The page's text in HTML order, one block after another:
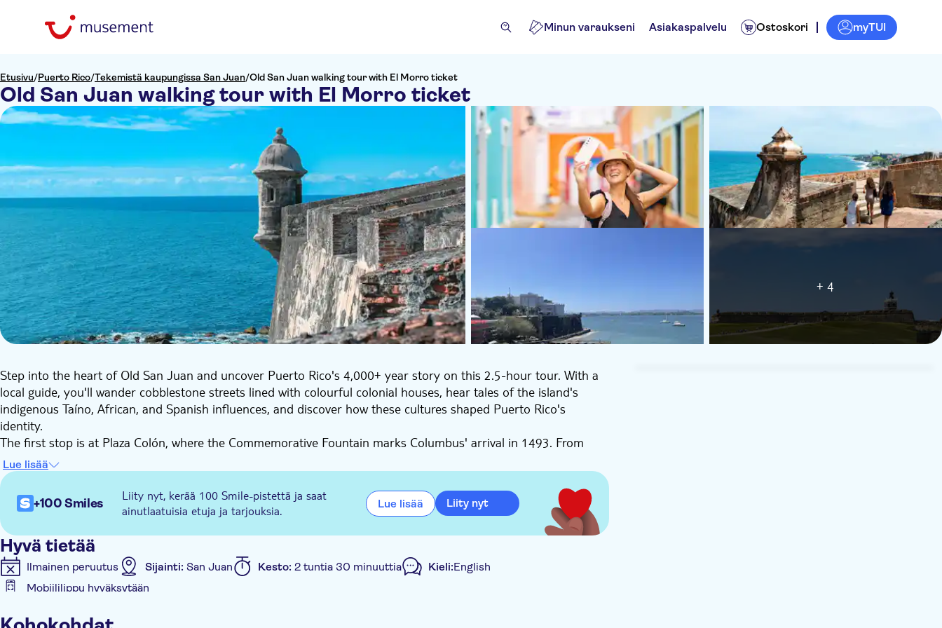
Minun varaukseni Asiakaspalvelu Ostoskori myTUI
Etusivu/Puerto Rico/Tekemistä kaupungissa San Juan/Old San Juan walking tour with El Morro ticket
Old San Juan walking tour with El Morro ticket
+ 4
Step into the heart of Old San Juan and uncover Puerto Rico's 4,000+ year story on this 2.5-hour tour. With a
local guide, you'll wander cobblestone streets lined with colourful colonial houses, hear tales of the island's
indigenous Taíno, African, and Spanish influences, and discover how these cultures shaped Puerto Rico's
identity.
The first stop is at Plaza Colón, where the Commemorative Fountain marks Columbus' arrival in 1493. From
there, visit the 16th-century San Francisco de Asis Monastery, including its hidden crypt, to learn how early
Spanish settlement began and meet some of the historical figures buried there.
Stroll through charming Plaza de Armas, the original town square, where the colonial houses and fountains
reveal its Spanish influence. Continue along the UNESCO city walls, including the Bastión de las Palmas, where
your guide will recount historic battles that defended Puerto Rico and why the island has been called the
“gateway to the New World.”
Pass by La Casa Estrecha, and explore the Catedral de San Juan, the second-oldest church in the Americas.
Finish at the Castillo San Felipe (El Morro), the 16th-century fortress that once defended the island. Explore its
ramparts, hear stories of pirates and battles, and enjoy breathtaking views of the Atlantic.
Lue lisää
+100 Smiles
Liity nyt, kerää 100 Smile-pistettä ja saat
ainutlaatuisia etuja ja tarjouksia.
Lue lisää Liity nyt
Hyvä tietää
Ilmainen peruutus Sijainti: San Juan Kesto: 2 tuntia 30 minuuttia Kieli:English
Mobiililippu hyväksytään